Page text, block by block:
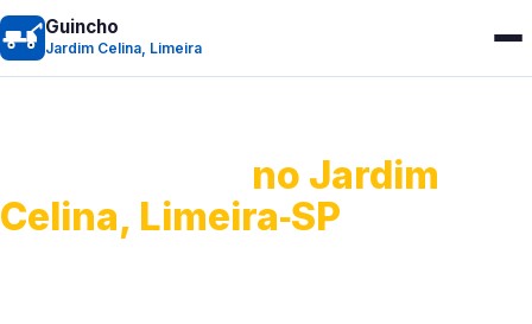
Guincho
Jardim Celina, Limeira
no Jardim
Celina, Limeira‑SP